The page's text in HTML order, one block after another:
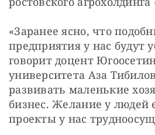
«Заранее ясно, что
предприятия у нас будут
говорит доцент
университета Аза
развивать маленькие
бизнес. Желание у людей
проекты у нас